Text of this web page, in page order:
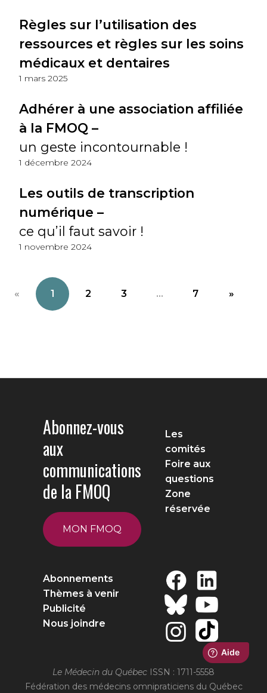
Règles sur l’utilisation des
ressources et règles sur les soins
médicaux et dentaires
1 mars 2025
Adhérer à une association affiliée
à la FMOQ –
un geste incontournable !
1 décembre 2024
Les outils de transcription
numérique –
ce qu’il faut savoir !
1 novembre 2024
« 1 2 3 ... 7 »
Abonnez-vous
aux
communications
de la FMOQ
MON FMOQ
Les
comités
Foire aux
questions
Zone
réservée
Abonnements
Thèmes à venir
Publicité
Nous joindre
Le Médecin du Québec ISSN : 1711-5558
Fédération des médecins omnipraticiens du Québec